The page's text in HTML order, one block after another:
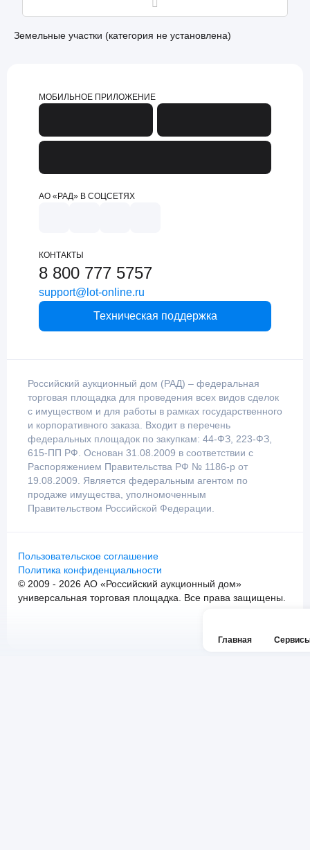
Главная
Земельные участки (категория не установлена)
МОБИЛЬНОЕ ПРИЛОЖЕНИЕ
АО «РАД» В СОЦСЕТЯХ
КОНТАКТЫ
8 800 777 5757
support@lot-online.ru
Техническая поддержка
Российский аукционный дом (РАД) – федеральная
торговая площадка для проведения всех видов сделок
с имуществом и для работы в рамках государственного
и корпоративного заказа. Входит в перечень
федеральных площадок по закупкам: 44-ФЗ, 223-ФЗ,
615-ПП РФ. Основан 31.08.2009 в соответствии с
Распоряжением Правительства РФ № 1186-р от
19.08.2009. Является федеральным агентом по
продаже имущества, уполномоченным
Правительством Российской Федерации.
Пользовательское соглашение
Политика конфиденциальности
© 2009 - 2026 АО «Российский аукционный дом»
универсальная торговая площадка. Все права защищены.